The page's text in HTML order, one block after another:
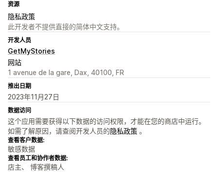
资源
隐私政策
此开发者不提供直接的简体中文支持。
开发人员
GetMyStories
网站
1 avenue de la gare, Dax, 40100, FR
推出日期
2023年11月27日
数据访问
这个应用需要获得以下数据的访问权限，才能在您的商店中运行。
如需了解原因，请查阅开发人员的隐私政策 。
查看客户数据:
敏感数据
查看员工和协作者数据:
店主、 博客撰稿人